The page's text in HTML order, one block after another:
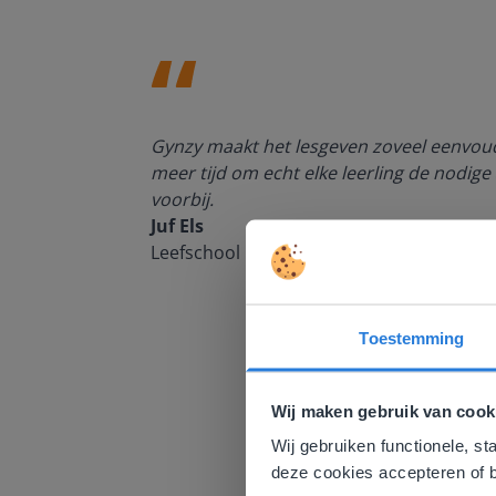
Toestemming
Wij maken gebruik van
Wij gebruiken functionele,
deze cookies accepteren of
Gynzy maakt het lesgeven zoveel
meer tijd om echt elke leerling de
voorbij.
Juf Els
Leefschool Het Droomschip
Deze
Gezien